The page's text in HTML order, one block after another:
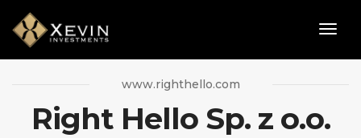
www.righthello.com
Right Hello Sp. z o.o.